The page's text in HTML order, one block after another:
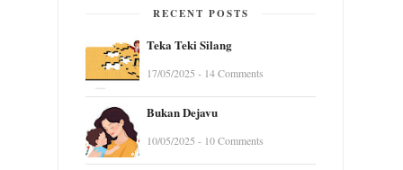
RECENT POSTS
Teka Teki Silang
17/05/2025 - 14 Comments
Bukan Dejavu
10/05/2025 - 10 Comments